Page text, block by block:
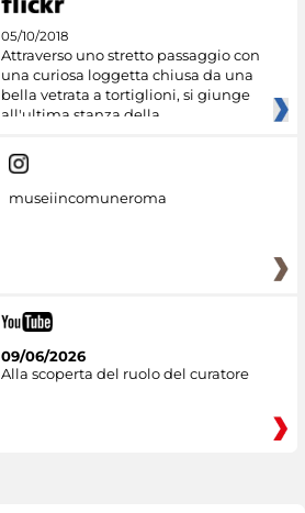
05/10/2018
Attraverso uno stretto passaggio con
una curiosa loggetta chiusa da una
bella vetrata a tortiglioni, si giunge
all'ultima stanza della
museiincomuneroma
09/06/2026
Alla scoperta del ruolo del curatore